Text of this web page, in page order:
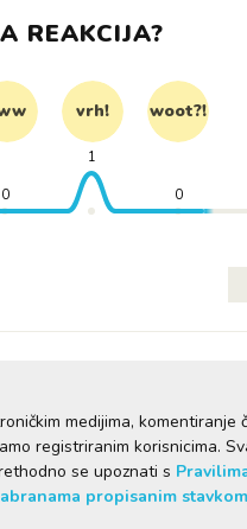
REAKCIJA?
vrh! woot?!
0
1
0
medijima, komentiranje
registriranim korisnicima.
se upoznati s
propisanim